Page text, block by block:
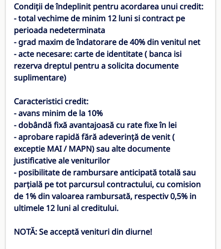
Condiții de îndeplinit pentru acordarea unui credit:
- total vechime de minim 12 luni si contract pe
perioada nedeterminata
- grad maxim de îndatorare de 40% din venitul net
- acte necesare: carte de identitate ( banca isi
rezerva dreptul pentru a solicita documente
suplimentare)
Caracteristici credit:
- avans minim de la 10%
- dobândă fixă avantajoasă cu rate fixe în lei
- aprobare rapidă fără adeverință de venit (
exceptie MAI / MAPN) sau alte documente
justificative ale veniturilor
- posibilitate de rambursare anticipată totală sau
parțială pe tot parcursul contractului, cu comision
de 1% din valoarea rambursată, respectiv 0,5% in
ultimele 12 luni al creditului.
NOTĂ: Se acceptă venituri din diurne!